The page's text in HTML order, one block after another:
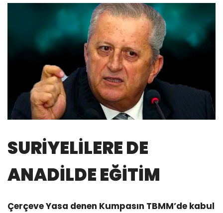
SURİYELİLERE DE
ANADİLDE EĞİTİM
Çerçeve Yasa denen Kumpasın TBMM’de kabul